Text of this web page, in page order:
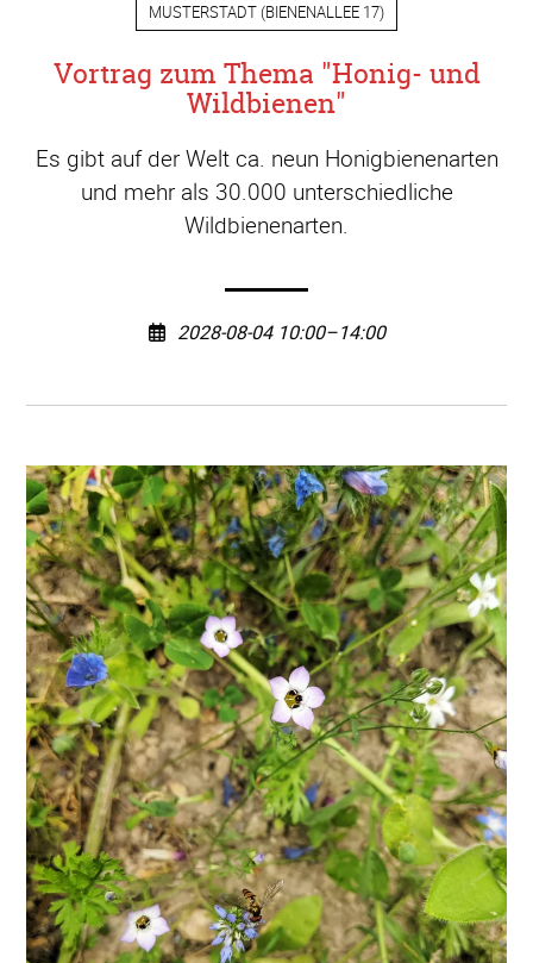
MUSTERSTADT (BIENENALLEE 17)
Vortrag zum Thema "Honig- und
Wildbienen"
Es gibt auf der Welt ca. neun Honigbienenarten
und mehr als 30.000 unterschiedliche
Wildbienenarten.
2028-08-04 10:00–14:00